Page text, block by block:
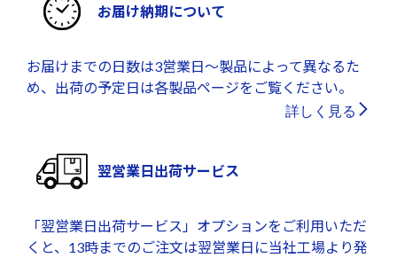
お届け納期について
お届けまでの日数は3営業日～製品によって異なるた
め、出荷の予定日は各製品ページをご覧ください。
詳しく見る
翌営業日出荷サービス
「翌営業日出荷サービス」オプションをご利用いただ
くと、13時までのご注文は翌営業日に当社工場より発